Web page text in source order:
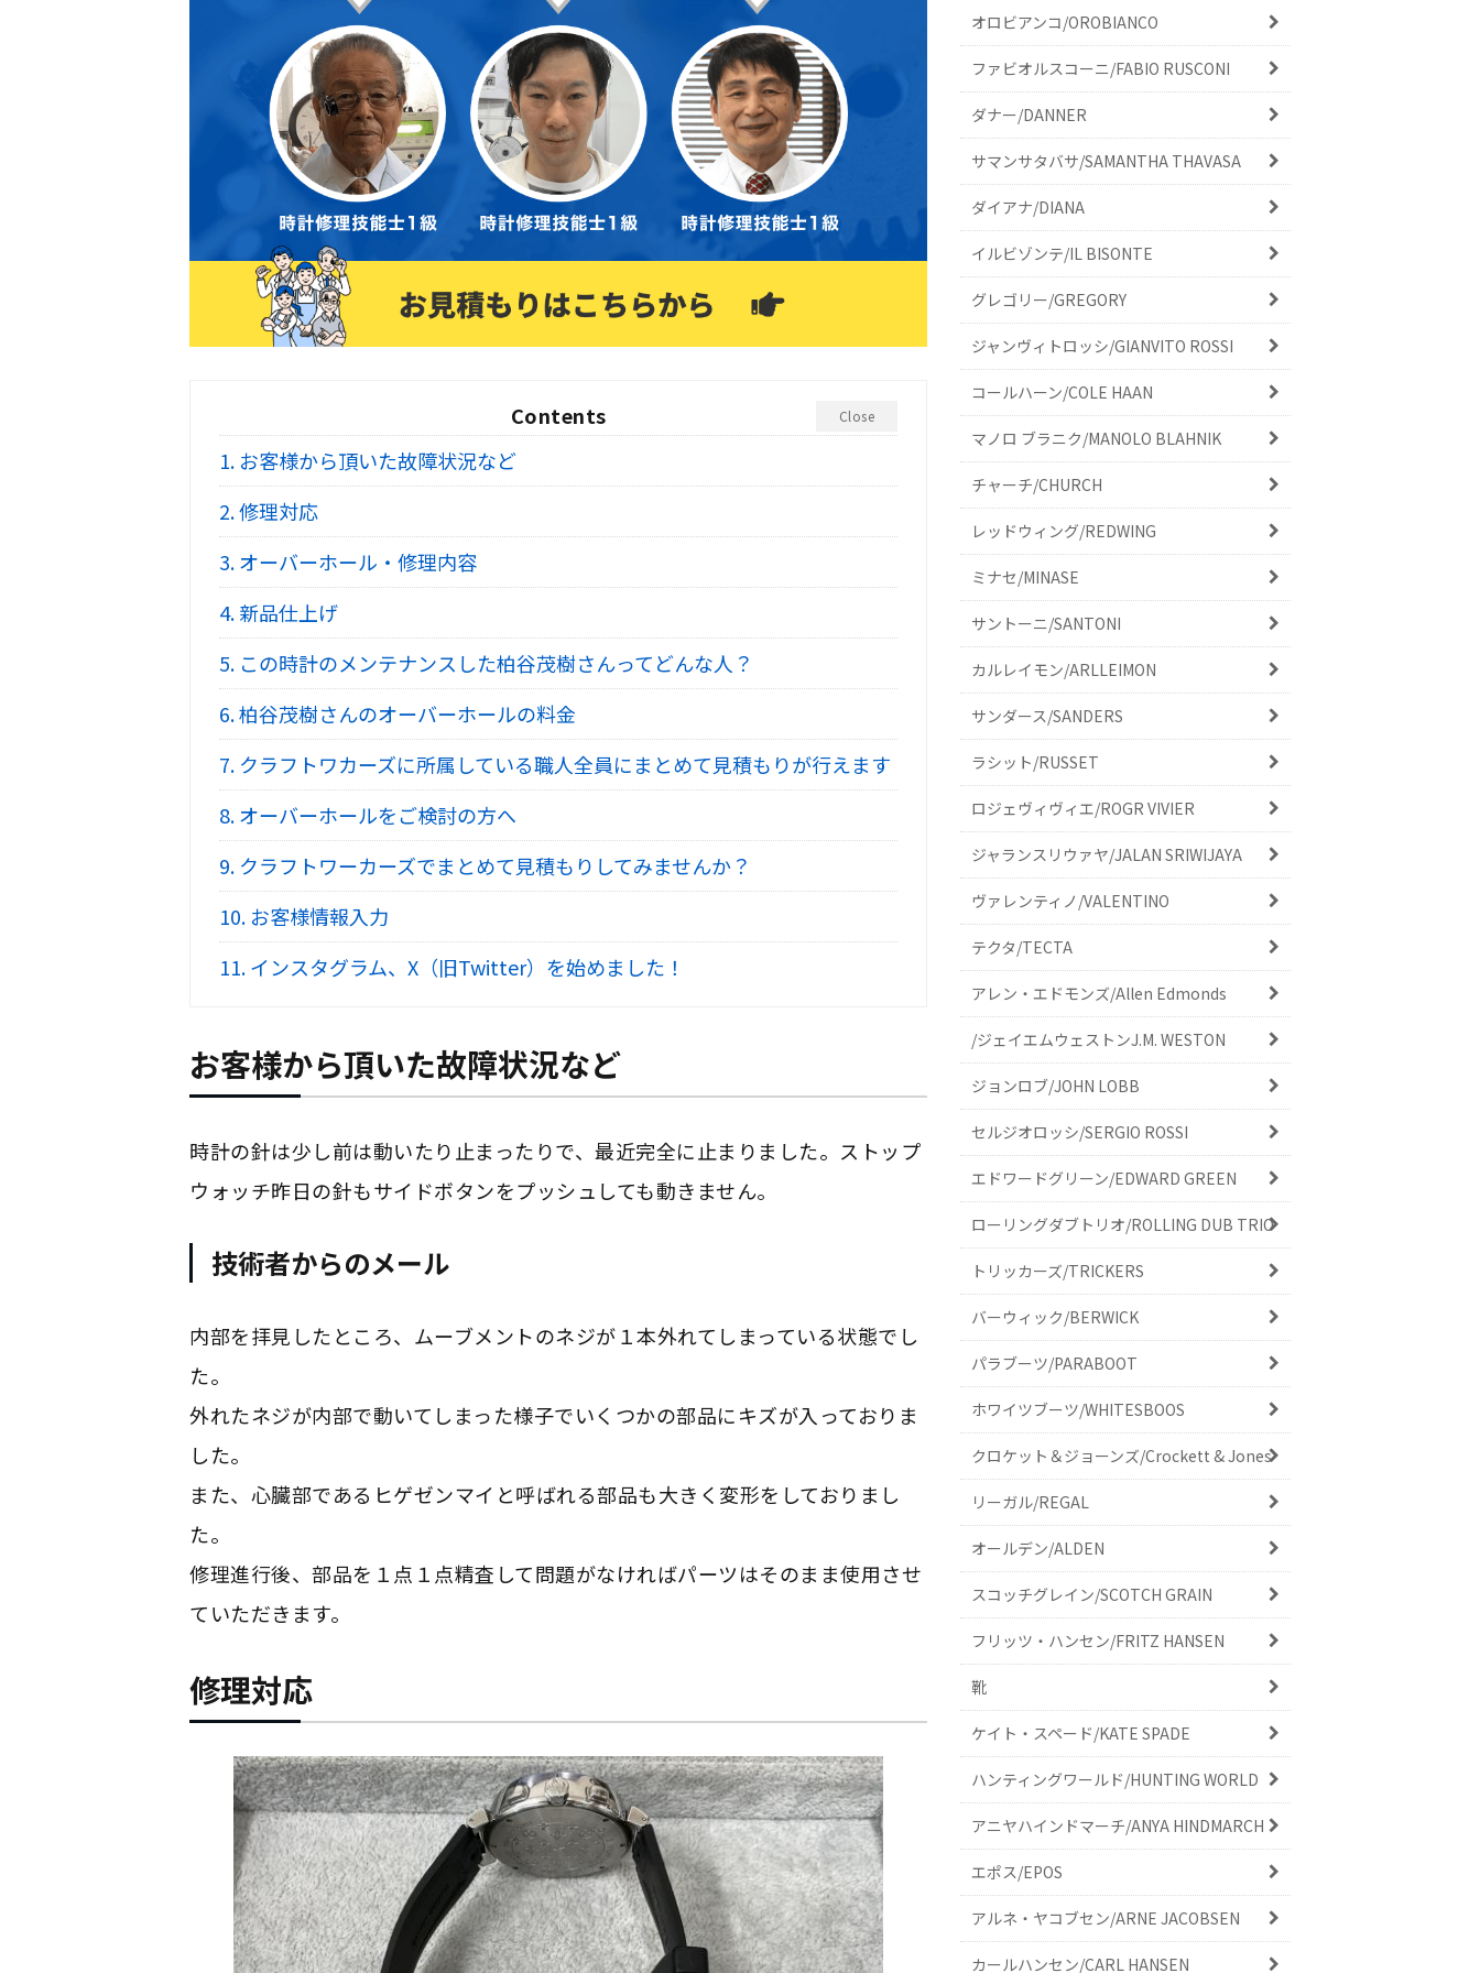
Contents Close
1. お客様から頂いた故障状況など
2.修理対応
3.オーバーホール・修理内容
4.新品仕上げ
5. この時計のメンテナンスした柏谷茂樹さんってどんな人？
6.柏谷茂樹さんのオーバーホールの料金
7. クラフトワカーズに所属している職人全員にまとめて見積もりが行えます
8.オーバーホールをご検討の方へ
9. クラフトワーカーズでまとめて見積もりしてみませんか？
10. お客様情報入力
11.インスタグラム、X（旧Twitter）を始めました！
お客様から頂いた故障状況など
時計の針は少し前は動いたり止まったりで、最近完全に止まりました。ストップ
ウォッチ昨日の針もサイドボタンをプッシュしても動きません。
技術者からのメール
内部を拝見したところ、ムーブメントのネジが１本外れてしまっている状態でし
た。
外れたネジが内部で動いてしまった様子でいくつかの部品にキズが入っておりま
した。
また、心臓部であるヒゲゼンマイと呼ばれる部品も大きく変形をしておりまし
た。
修理進行後、部品を１点１点精査して問題がなければパーツはそのまま使用させ
ていただきます。
修理対応
オロビアンコ/OROBIANCO
ファビオルスコーニ/FABIO RUSCONI
ダナー/DANNER
サマンサタバサ/SAMANTHA THAVASA
ダイアナ/DIANA
イルビゾンテ/IL BISONTE
グレゴリー/GREGORY
ジャンヴィトロッシ/GIANVITO ROSSI
コールハーン/COLE HAAN
マノロ ブラニク/MANOLO BLAHNIK
チャーチ/CHURCH
レッドウィング/REDWING
ミナセ/MINASE
サントーニ/SANTONI
カルレイモン/ARLLEIMON
サンダース/SANDERS
ラシット/RUSSET
ロジェヴィヴィエ/ROGR VIVIER
ジャランスリウァヤ/JALAN SRIWIJAYA
ヴァレンティノ/VALENTINO
テクタ/TECTA
アレン・エドモンズ/Allen Edmonds
/ジェイエムウェストンJ.M. WESTON
ジョンロブ/JOHN LOBB
セルジオロッシ/SERGIO ROSSI
エドワードグリーン/EDWARD GREEN
ローリングダブトリオ/ROLLING DUB TRIO
トリッカーズ/TRICKERS
バーウィック/BERWICK
パラブーツ/PARABOOT
ホワイツブーツ/WHITESBOOS
クロケット＆ジョーンズ/Crockett & Jones
リーガル/REGAL
オールデン/ALDEN
スコッチグレイン/SCOTCH GRAIN
フリッツ・ハンセン/FRITZ HANSEN
靴
ケイト・スペード/KATE SPADE
ハンティングワールド/HUNTING WORLD
アニヤハインドマーチ/ANYA HINDMARCH
エポス/EPOS
アルネ・ヤコブセン/ARNE JACOBSEN
カールハンセン/CARL HANSEN